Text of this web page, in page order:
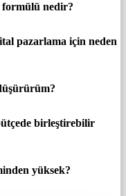
formülü nedir?
pazarlama için neden
birleştirebilir
yüksek?